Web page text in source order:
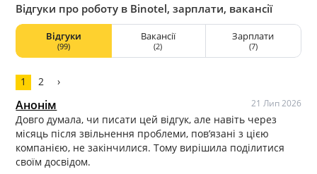
Відгуки про роботу в Binotel, зарплати, вакансії
Відгуки
(99)
Вакансії
(2)
Зарплати
(7)
1 2 ›
Анонім 21 Лип 2026
Довго думала, чи писати цей відгук, але навіть через
місяць після звільнення проблеми, пов’язані з цією
компанією, не закінчилися. Тому вирішила поділитися
своїм досвідом.